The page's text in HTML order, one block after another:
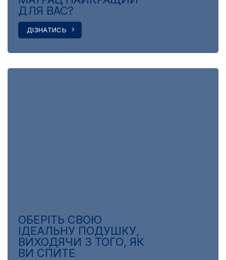
ДЛЯ ВАС?
ДІЗНАТИСЬ
ОБЕРІТЬ СВОЮ
ІДЕАЛЬНУ ПОДУШКУ,
ВИХОДЯЧИ З ТОГО, ЯК
ВИ СПИТЕ